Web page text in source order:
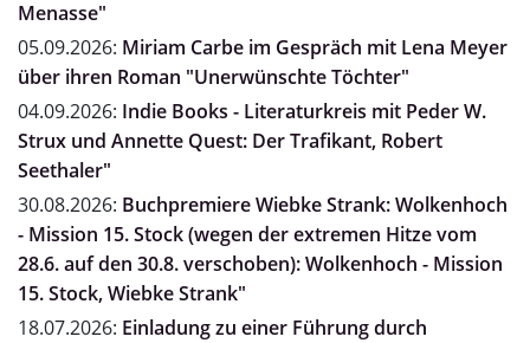
Menasse"
05.09.2026: Miriam Carbe im Gespräch mit Lena Meyer
über ihren Roman "Unerwünschte Töchter"
04.09.2026: Indie Books - Literaturkreis mit Peder W.
Strux und Annette Quest: Der Trafikant, Robert
Seethaler"
30.08.2026: Buchpremiere Wiebke Strank: Wolkenhoch
- Mission 15. Stock (wegen der extremen Hitze vom
28.6. auf den 30.8. verschoben): Wolkenhoch - Mission
15. Stock, Wiebke Strank"
18.07.2026: Einladung zu einer Führung durch